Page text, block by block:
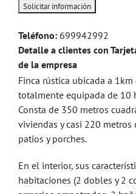
Teléfono: 699942992
Detalle a clientes con
de la empresa
Finca rústica ubicada a
totalmente equipada de 10
Consta de 350 metros
viviendas y casi 220 metros
patios y porches.
En el interior, sus
habitaciones (2 dobles y 2